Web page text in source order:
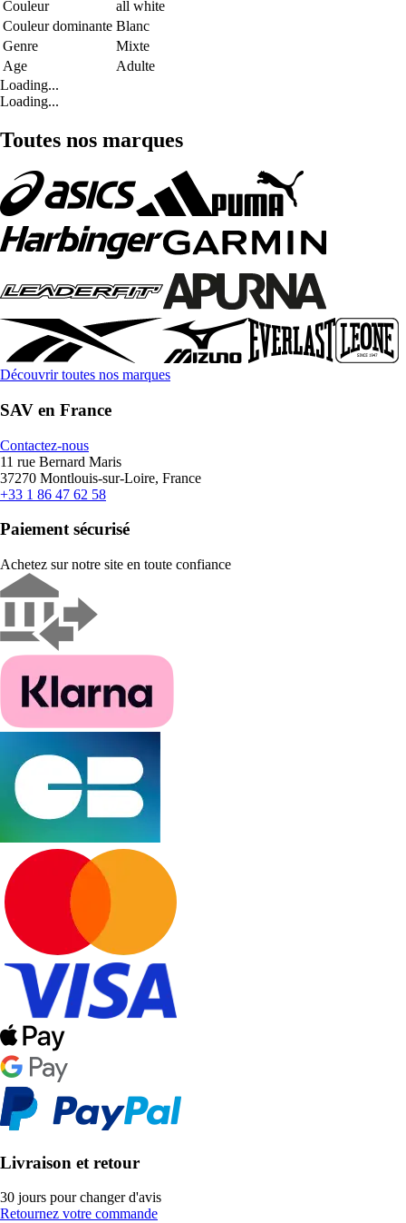
Couleur
all white
Couleur dominante Blanc
Genre
Mixte
Age
Adulte
Loading...
Loading...
Toutes nos marques
Découvrir toutes nos marques
SAV en France
Contactez-nous
11 rue Bernard Maris
37270 Montlouis-sur-Loire, France
+33 1 86 47 62 58
Paiement sécurisé
Achetez sur notre site en toute confiance
Livraison et retour
30 jours pour changer d'avis
Retournez votre commande